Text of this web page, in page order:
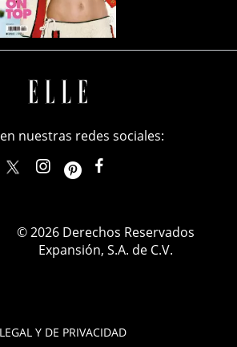
Y DE PRIVACIDAD
nuestras redes sociales:
elle_mexicoellemexico
© 2026 Derechos Reservados
Expansión, S.A. de C.V.